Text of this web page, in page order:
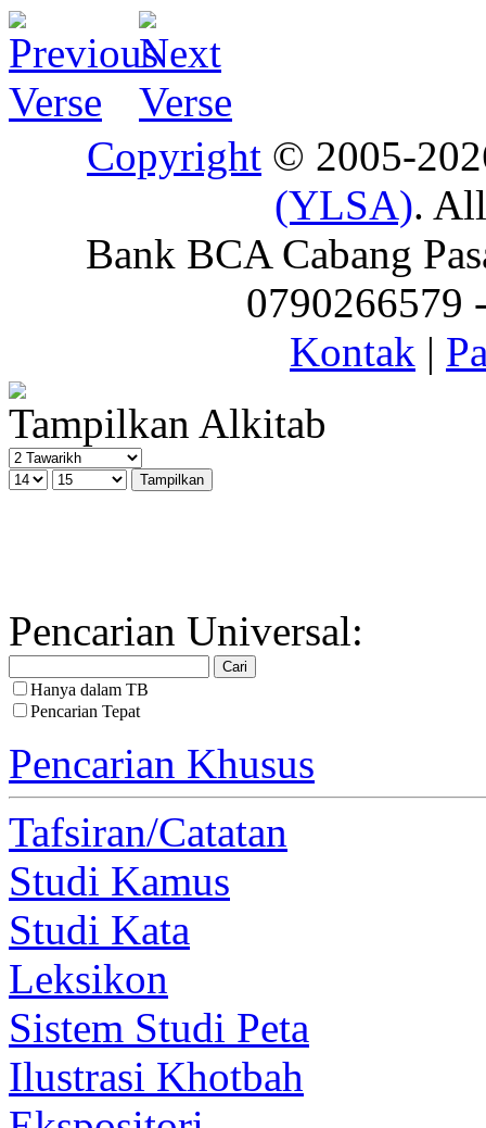
Copyright © 2005-
(YLSA).
Bank BCA Cabang
0790266579
Kontak |
Tampilkan Alkitab
Pencarian Universal:
Hanya dalam TB
Pencarian Tepat
Pencarian Khusus
Tafsiran/Catatan
Studi Kamus
Studi Kata
Leksikon
Sistem Studi Peta
Ilustrasi Khotbah